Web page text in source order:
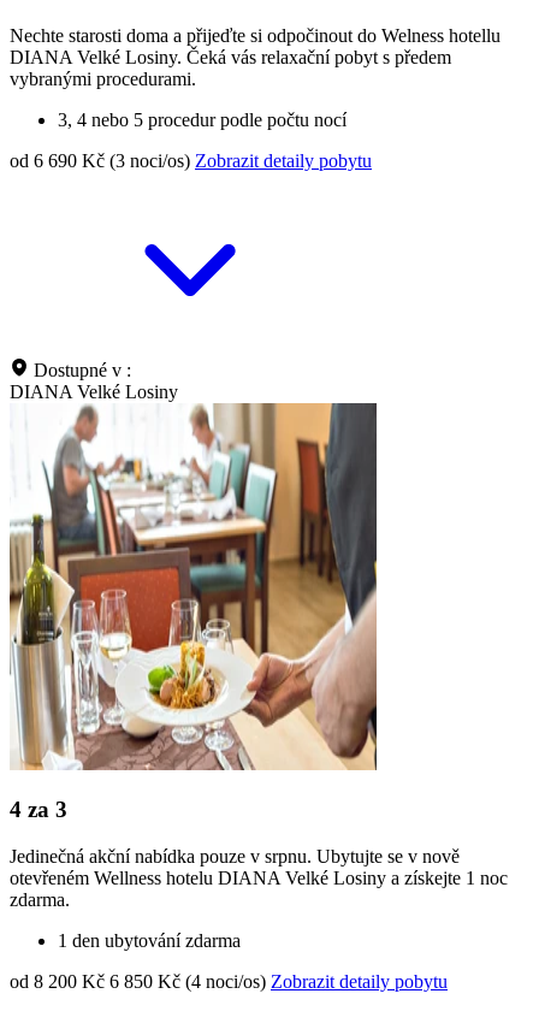
Nechte starosti doma a přijeďte si odpočinout do Welness hotellu
DIANA Velké Losiny. Čeká vás relaxační pobyt s předem
vybranými procedurami.
3, 4 nebo 5 procedur podle počtu nocí
od 6 690 Kč (3 noci/os) Zobrazit detaily pobytu
Dostupné v :
DIANA Velké Losiny
4 za 3
Jedinečná akční nabídka pouze v srpnu. Ubytujte se v nově
otevřeném Wellness hotelu DIANA Velké Losiny a získejte 1 noc
zdarma.
1 den ubytování zdarma
od 8 200 Kč 6 850 Kč (4 noci/os) Zobrazit detaily pobytu